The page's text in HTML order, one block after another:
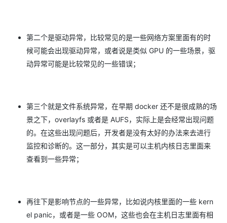
第二个是驱动异常，比较常见的是一些网络方案里面有的时
候可能会出现驱动异常，或者说是类似 GPU 的一些场景，驱
动异常可能是比较常见的一些错误；
第三个就是文件系统异常，在早期 docker 还不是很成熟的场
景之下，overlayfs 或者是 AUFS，实际上是会经常出现问题
的。在这些出现问题后，开发者是没有太好的办法来去进行
监控和诊断的。这一部分，其实是可以主机内核日志里面来
查看到一些异常；
再往下是影响节点的一些异常，比如说内核里面的一些 kern
el panic，或者是一些 OOM，这些也会在主机日志里面有相